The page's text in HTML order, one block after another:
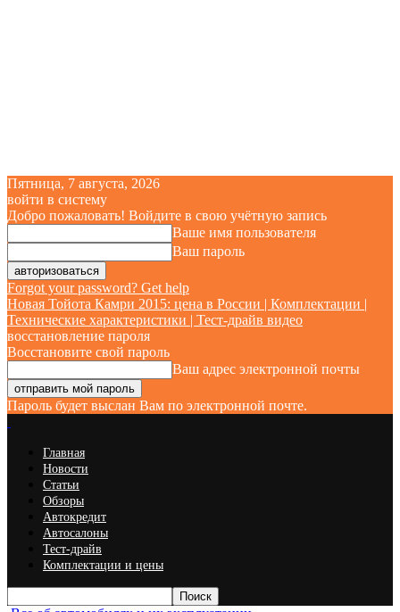
Пятница, 7 августа, 2026
войти в систему
Добро пожаловать! Войдите в свою учётную запись
Ваше имя пользователя
Ваш пароль
Forgot your password? Get help
Новая Тойота Камри 2015: цена в России | Комплектации |
Технические характеристики | Тест-драйв видео
восстановление пароля
Восстановите свой пароль
Ваш адрес электронной почты
Пароль будет выслан Вам по электронной почте.
Главная
Новости
Статьи
Обзоры
Автокредит
Автосалоны
Тест-драйв
Комплектации и цены